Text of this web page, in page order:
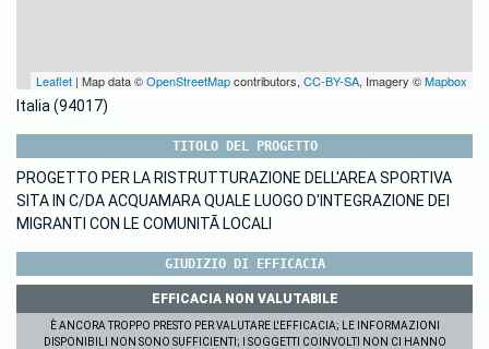
Leaflet | Map data ©OpenStreetMapcontributors, CC-BY-SA, Imagery ©Mapbox
Italia (94017)
TITOLO DEL PROGETTO
PROGETTO PER LA RISTRUTTURAZIONE DELL'AREA SPORTIVA
SITA IN C/DA ACQUAMARA QUALE LUOGO D'INTEGRAZIONE DEI
MIGRANTI CON LE COMUNITÃ LOCALI
GIUDIZIO DI EFFICACIA
EFFICACIA NON VALUTABILE
È ANCORA TROPPO PRESTO PER VALUTARE L'EFFICACIA; LE INFORMAZIONI
DISPONIBILI NON SONO SUFFICIENTI; I SOGGETTI COINVOLTI NON CI HANNO